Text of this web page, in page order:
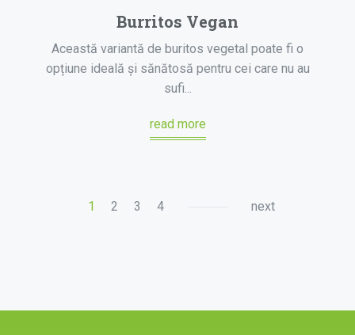
Burritos Vegan
Această variantă de buritos vegetal poate fi o
opțiune ideală și sănătosă pentru cei care nu au
sufi...
read more
1 2 3 4 next